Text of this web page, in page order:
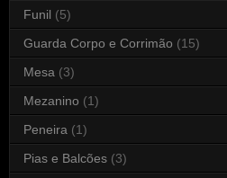
Funil (5)
Guarda Corpo e Corrimão (15)
Mesa (3)
Mezanino (1)
Peneira (1)
Pias e Balcões (3)